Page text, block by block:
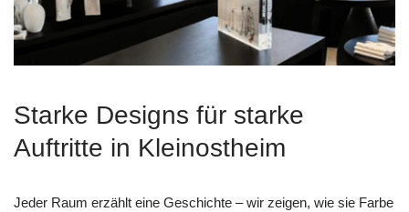
Starke Designs für starke
Auftritte in Kleinostheim
Jeder Raum erzählt eine Geschichte – wir zeigen, wie sie Farbe